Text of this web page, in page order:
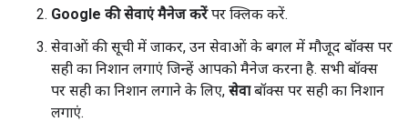
Google की सेवाएं मैनेज करेंपर क्लिक करें.
सेवाओं की सूची में जाकर, उन सेवाओं के बगल में मौजूद बॉक्स पर
सही का निशान लगाएं जिन्हें आपको मैनेज करना है. सभी बॉक्स
पर सही का निशान लगाने के लिए, सेवाबॉक्स पर सही का निशान
लगाएं.